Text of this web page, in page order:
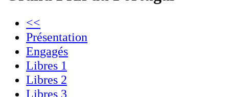
<<
Présentation
Engagés
Libres 1
Libres 2
Libres 3